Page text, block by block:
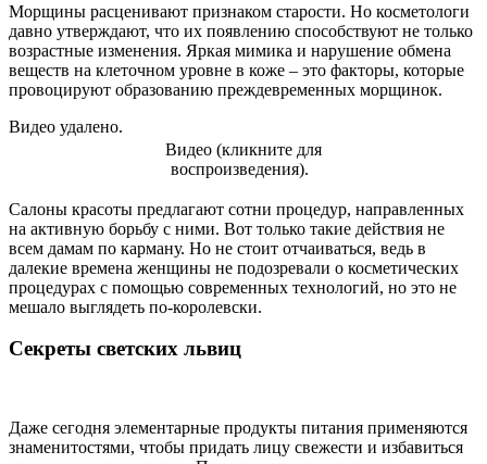
Морщины расценивают признаком старости. Но косметологи
давно утверждают, что их появлению способствуют не только
возрастные изменения. Яркая мимика и нарушение обмена
веществ на клеточном уровне в коже – это факторы, которые
провоцируют образованию преждевременных морщинок.
Видео удалено.
Видео (кликните для
воспроизведения).
Салоны красоты предлагают сотни процедур, направленных
на активную борьбу с ними. Вот только такие действия не
всем дамам по карману. Но не стоит отчаиваться, ведь в
далекие времена женщины не подозревали о косметических
процедурах с помощью современных технологий, но это не
мешало выглядеть по-королевски.
Секреты светских львиц
Даже сегодня элементарные продукты питания применяются
знаменитостями, чтобы придать лицу свежести и избавиться